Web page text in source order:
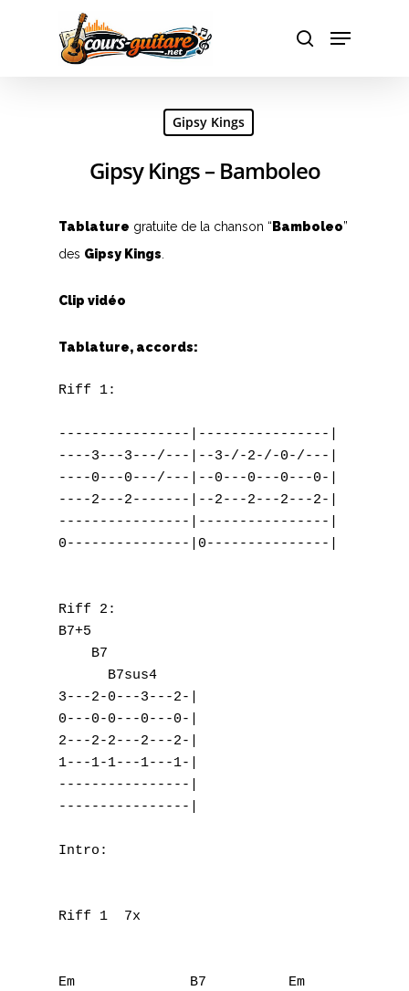
Hit enter to search or ESC to close
Gipsy Kings
Gipsy Kings – Bamboleo
Tablature gratuite de la chanson “ Bamboleo”
des Gipsy Kings
Clip vidéo
Tablature, accords:
Riff 1:
----------------|----------------|
----3---3---/---|--3-/-2-/-0-/---|
----0---0---/---|--0---0---0---0-|
----2---2-------|--2---2---2---2-|
----------------|----------------|
0---------------|0---------------|
Riff 2:
B7+5
    B7
      B7sus4
3---2-0---3---2-|
0---0-0---0---0-|
2---2-2---2---2-|
1---1-1---1---1-|
----------------|
----------------|
Intro:
Riff 1  7x
Em              B7          Em